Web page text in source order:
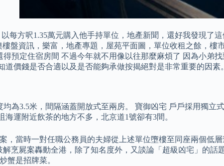
每方呎1.35萬元購入他手持單位，地產新聞，還好我發現
盤資訊，樂富，地產專題，屋苑平面圖，單位收租之餘，
預定住宿房間 不過今年就不用像以往那麼麻煩了 因為小弟
價錢是否合適以及是否能夠承做按揭絕對是非常重要的因素。
為3.5米，間隔涵蓋開放式至兩房。 寶御凶宅 戶戶採用獨
運附近飲茶的地方不多，北京道1號卻有3間。
，當時一對任職公務員的夫婦從上述單位墮樓至同座兩個低層
解烹屍案轟動全港，除了知名度外，又談論「超級凶宅」的
蟹是招牌菜。